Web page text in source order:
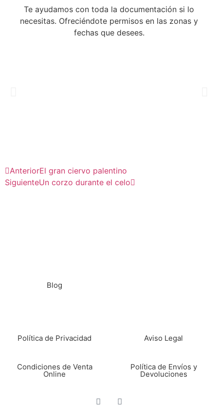
Te ayudamos con toda la documentación si lo
necesitas. Ofreciéndote permisos en las zonas y
fechas que desees.
AnteriorEl gran ciervo palentino
SiguienteUn corzo durante el celo
Blog
Política de Privacidad Aviso Legal
Condiciones de Venta
Online
Política de Envíos y
Devoluciones